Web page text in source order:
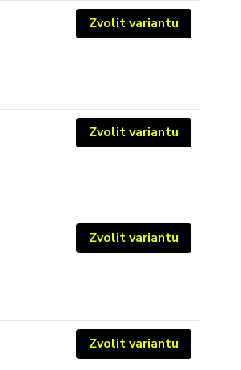
Zvolit variantu
Zvolit variantu
Zvolit variantu
Zvolit variantu